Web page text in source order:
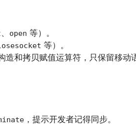
、 open 等）。
等）。
和拷贝赋值运算符，只保留移动
，提示开发者记得同步。